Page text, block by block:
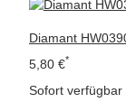
Diamant
5,80 €*
Sofort verfügbar